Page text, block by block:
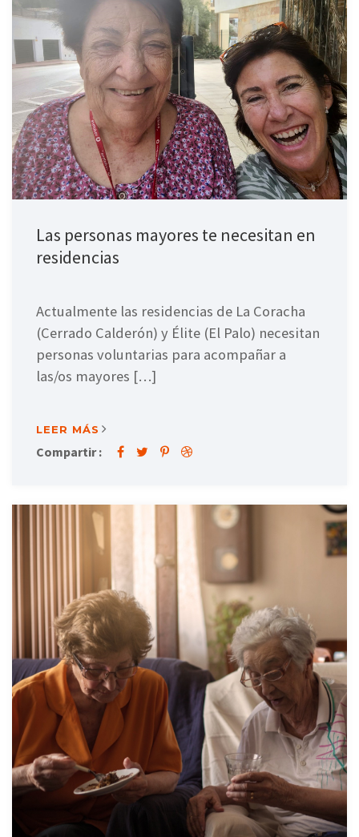
Las personas mayores te necesitan en
residencias
Actualmente las residencias de La Coracha
(Cerrado Calderón) y Élite (El Palo) necesitan
personas voluntarias para acompañar a
las/os mayores […]
LEER MÁS
Compartir :